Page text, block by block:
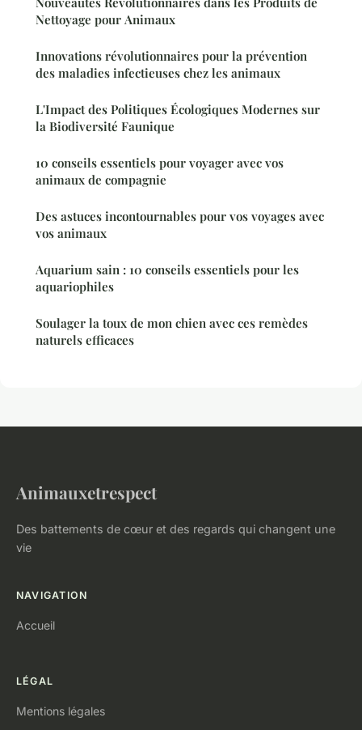
Nettoyage pour Animaux
Innovations révolutionnaires pour la prévention
des maladies infectieuses chez les animaux
L'Impact des Politiques Écologiques Modernes sur
la Biodiversité Faunique
10 conseils essentiels pour voyager avec vos
animaux de compagnie
Des astuces incontournables pour vos voyages avec
vos animaux
Aquarium sain : 10 conseils essentiels pour les
aquariophiles
Soulager la toux de mon chien avec ces remèdes
naturels efficaces
Animauxetrespect
Des battements de cœur et des regards qui changent une
vie
NAVIGATION
Accueil
LÉGAL
Mentions légales